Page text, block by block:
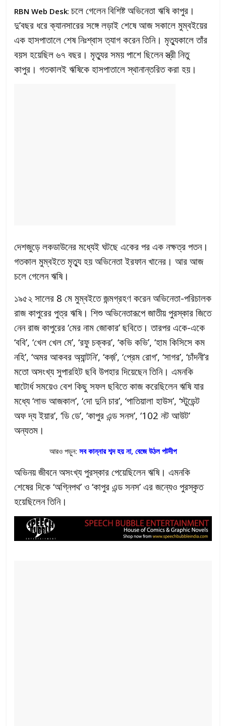
RBN Web Desk:চলে গেলেন বিশিষ্ট অভিনেতা ঋষি কাপুর।
দু’বছর ধরে ক্যানসারের সঙ্গে লড়াই শেষে আজ সকালে মুম্বইয়ের
এক হাসপাতালে শেষ নিঃশ্বাস ত্যাগ করেন তিনি। মৃত্যুকালে তাঁর
বয়স হয়েছিল ৬৭ বছর। মৃত্যুর সময় পাশে ছিলেন স্ত্রী নিতু
কাপুর। গতকালই ঋষিকে হাসপাতালে স্থানান্তরিত করা হয়।
দেশজুড়ে লকডাউনের মধ্যেই ঘটছে একের পর এক নক্ষত্র পতন।
গতকাল মুম্বইতে মৃত্যু হয় অভিনেতা ইরফান খানের। আর আজ
চলে গেলেন ঋষি।
১৯৫২ সালের 8 মে মুম্বইতে জন্মগ্রহণ করেন অভিনেতা-পরিচালক
রাজ কাপুরের পুত্র ঋষি। শিশু অভিনেতারূপে জাতীয় পুরস্কার জিতে
নেন রাজ কাপুরের ‘মের নাম জোকার’ ছবিতে। তারপর একে-একে
‘ববি’, ‘খেল খেল মে’, ‘রফু চক্কর’, ‘কভি কভি’, ‘হাম কিসিসে কম
নহি’, ‘অমর আকবর অ্যান্টনি’, ‘কর্জ়’, ‘প্রেম রোগ’, ‘সাগর’, ‘চাঁদনী’র
মতো অসংখ্য সুপারহিট ছবি উপহার দিয়েছেন তিনি। এমনকি
ষাটোর্ধ সময়েও বেশ কিছু সফল ছবিতে কাজ করেছিলেন ঋষি যার
মধ্যে ‘লাভ আজকাল’, ‘দো দুনি চার’, ‘পাতিয়ালা হাউস’, ‘স্টুডেন্ট
অফ দ্য ইয়ার’, ‘ডি ডে’, ‘কাপুর এন্ড সনস’, ‘102 নট আউট’
অন্যতম।
আরও পড়ুন: সব কান্নার শব্দ হয় না, বেজে উঠল পটদীপ
অভিনয় জীবনে অসংখ্য পুরস্কার পেয়েছিলেন ঋষি। এমনকি
শেষের দিকে ‘অগ্নিপথ’ ও ‘কাপুর এন্ড সনস’ এর জন্যেও পুরস্কৃত
হয়েছিলেন তিনি।